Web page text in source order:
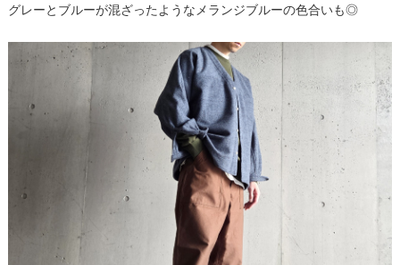
グレーとブルーが混ざったようなメランジブルーの色合いも◎